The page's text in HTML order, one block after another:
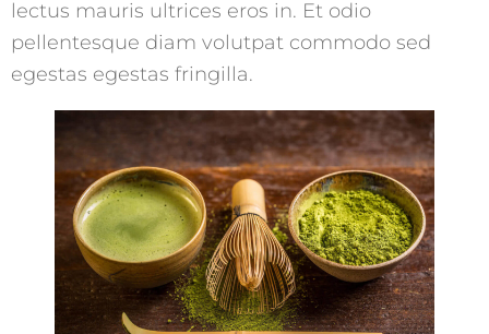
lectus mauris ultrices eros in. Et odio
pellentesque diam volutpat commodo sed
egestas egestas fringilla.